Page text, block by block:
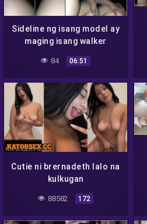
Sideline ng isang model ay
maging isang walker
84 06:51
Cutie ni brernadeth lalo na
kulkugan
88582 172